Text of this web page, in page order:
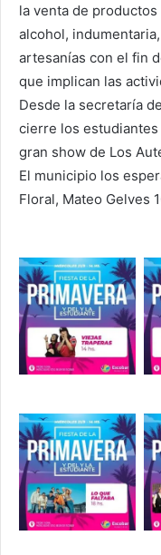
la venta de
alcohol,
artesanías con el fin
que implican las
Desde la secretaría
cierre los
gran show de Los
El municipio los
Floral, Mateo Gelves